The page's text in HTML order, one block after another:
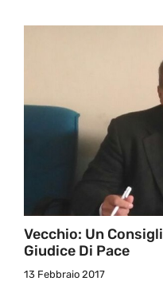
Vecchio: Un
Giudice Di Pace
13 Febbraio 2017